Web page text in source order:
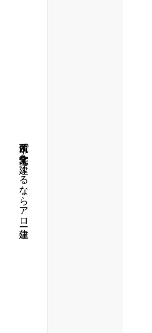
筑西市で注文住宅を建てるならアロー住建